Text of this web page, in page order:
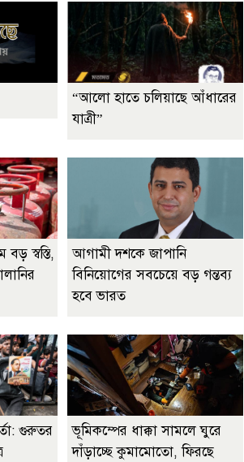
“আলো হাতে চলিয়াছে আঁধারের
যাত্রী”
বড় স্বস্তি,
আগামী দশকে জাপানি
বিনিয়োগের সবচেয়ে বড় গন্তব্য
হবে ভারত
গুরুতর
ভূমিকম্পের ধাক্কা সামলে ঘুরে
দাঁড়াচ্ছে কুমামোতো, ফিরছে